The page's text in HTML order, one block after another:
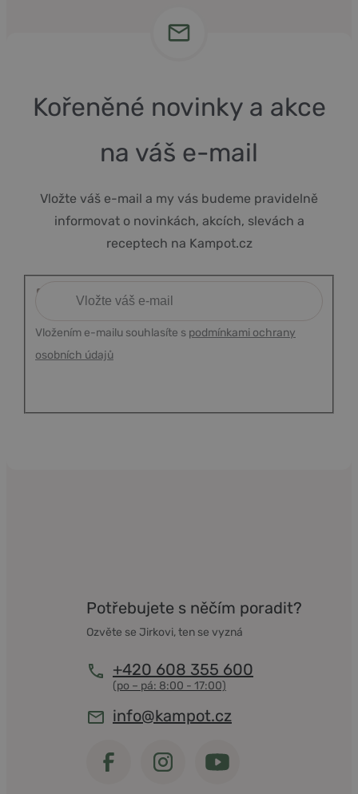
Kořeněné novinky a akce
na váš e-mail
Vložte váš e-mail a my vás budeme pravidelně
informovat o novinkách, akcích, slevách a
receptech na Kampot.cz
Vložením e-mailu souhlasíte s podmínkami ochrany
osobních údajů
Potřebujete s něčím poradit?
Ozvěte se Jirkovi, ten se vyzná
+420 608 355 600
info@kampot.cz